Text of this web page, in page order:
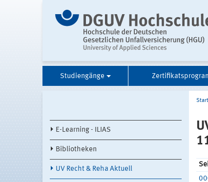
Studiengänge
E-Learning - ILIAS
Bibliotheken
UV Recht & Reha Aktuell
Start